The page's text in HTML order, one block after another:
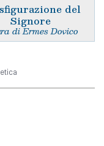
del
Signore
di Ermes Dovico